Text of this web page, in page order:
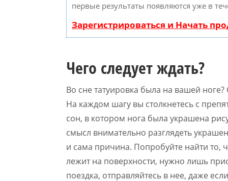
первые результаты появляются уже в
Зарегистрироваться и Начать
Чего следует ждать?
Во сне татуировка была на вашей
На каждом шагу вы столкнетесь с
сон, в котором нога была украшена
смысл внимательно разглядеть
и сама причина. Попробуйте найти то,
лежит на поверхности, нужно лишь
поездка, отправляйтесь в нее, даже